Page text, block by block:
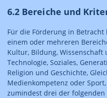
6.2 Bereiche und
Für die Förderung in
einem oder mehreren
Kultur, Bildung,
Technologie, Soziales,
Religion und Geschichte,
Medienkompetenz oder
zumindest drei der